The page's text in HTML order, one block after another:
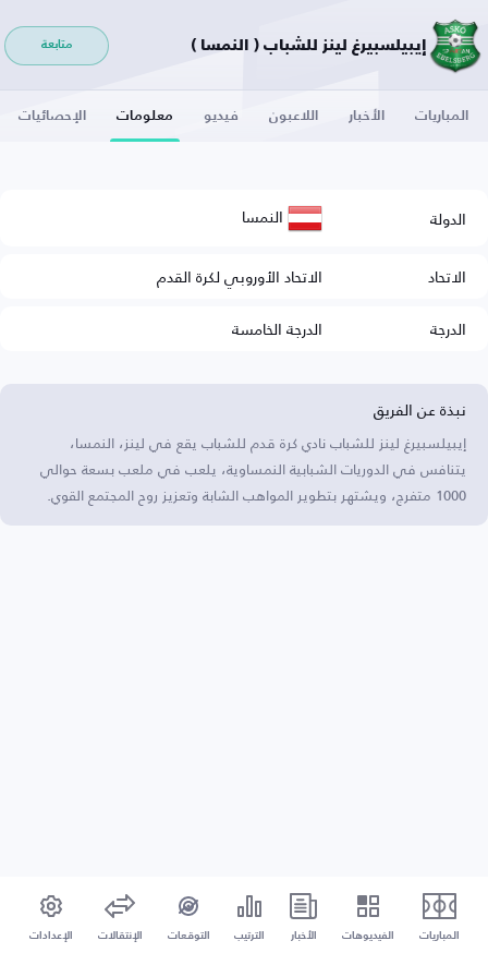
إيبيلسبيرغ لينز للشباب ( النمسا ) متابعة
المباريات الأخبار اللاعبون فيديو معلومات الإحصائيات
الدولة النمسا
الاتحاد
الاتحاد الأوروبي لكرة القدم
الدرجة
الدرجة الخامسة
نبذة عن الفريق
إيبيلسبيرغ لينز للشباب نادي كرة قدم للشباب يقع في لينز، النمسا،
يتنافس في الدوريات الشبابية النمساوية، يلعب في ملعب بسعة حوالي
1000 متفرج، ويشتهر بتطوير المواهب الشابة وتعزيز روح المجتمع القوي.
المباريات الفيديوهات الأخبار الترتيب التوقعات الإنتقالات الإعدادات